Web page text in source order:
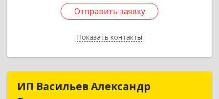
Отправить заявку
Показать контакты
Отправить заявку
Назад
ИП Васильев Александр
ИП Васильев Александр